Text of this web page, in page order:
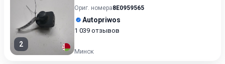
2
Ориг. номера8E0959565
Autopriwos
1 039 отзывов
Минск